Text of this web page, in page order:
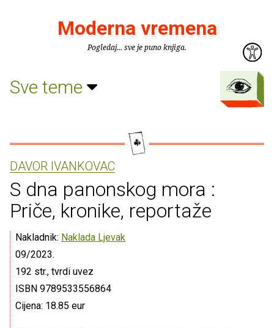
Moderna vremena
Pogledaj... sve je puno knjiga.
Sve teme
DAVOR IVANKOVAC
S dna panonskog mora :
Priče, kronike, reportaže
Nakladnik: Naklada Ljevak
09/2023.
192 str., tvrdi uvez
ISBN 9789533556864
Cijena: 18.85 eur